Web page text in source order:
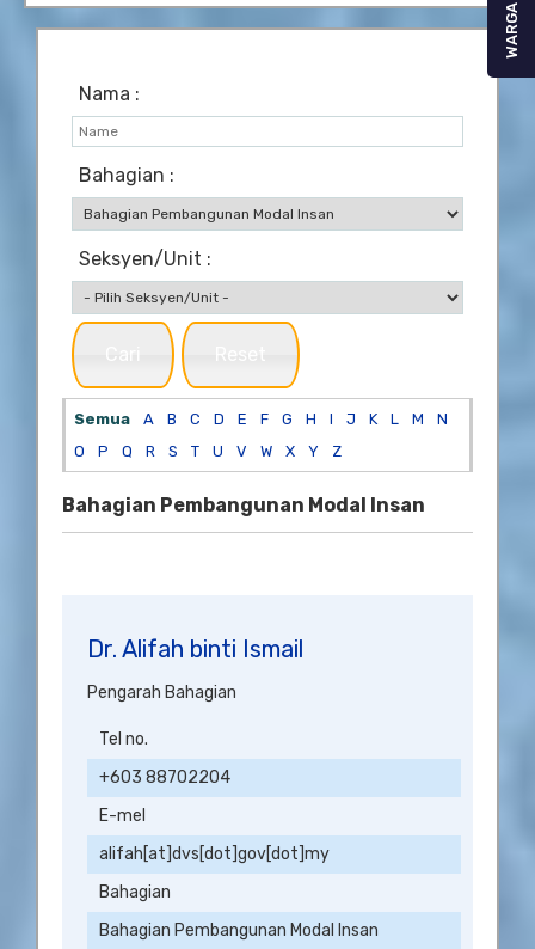
Nama :
Bahagian :
Seksyen/Unit :
Cari Reset
Semua A B C D E F G H I J K L M
N
O
P Q R S T U V W X Y Z
Bahagian Pembangunan Modal Insan
Dr. Alifah binti Ismail
Pengarah Bahagian
Tel no.
+603 88702204
E-mel
alifah[at]dvs[dot]gov[dot]my
Bahagian
Bahagian Pembangunan Modal Insan
WARGA